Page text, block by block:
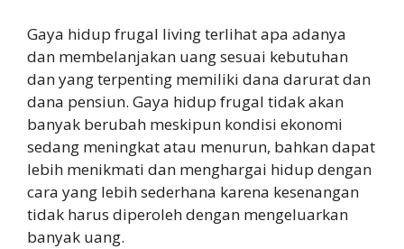
Gaya hidup frugal living terlihat apa adanya
dan membelanjakan uang sesuai kebutuhan
dan yang terpenting memiliki dana darurat dan
dana pensiun. Gaya hidup frugal tidak akan
banyak berubah meskipun kondisi ekonomi
sedang meningkat atau menurun, bahkan dapat
lebih menikmati dan menghargai hidup dengan
cara yang lebih sederhana karena kesenangan
tidak harus diperoleh dengan mengeluarkan
banyak uang.